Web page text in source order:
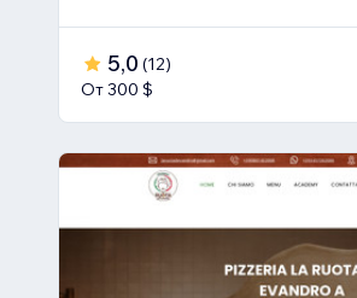
5,0 (12)
От 300 $